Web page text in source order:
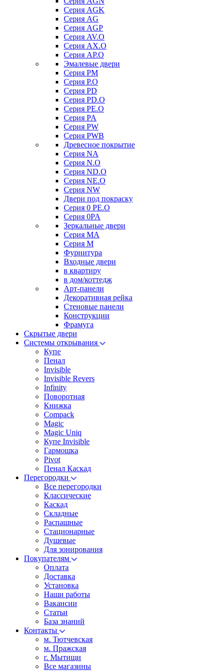
Серия AGK
Серия AG
Серия AGP
Серия AV.O
Серия AX.O
Серия AP.O
Эмалевые двери
Серия PM
Серия P.O
Серия PD
Серия PD.O
Серия PE.O
Серия PA
Серия PW
Серия PWB
Древесное покрытие
Серия NA
Серия N.O
Серия ND.O
Серия NE.O
Серия NW
Двери под покраску
Серия 0 PE.O
Серия 0PA
Зеркальные двери
Серия MA
Серия M
Фурнитура
Входные двери
в квартиру
в дом/коттедж
Арт-панели
Декоративная рейка
Стеновые панели
Конструкции
Фрамуга
Скрытые двери
Системы открывания
Купе
Пенал
Invisible
Invisible Revers
Infinity
Поворотная
Книжка
Compack
Magic
Magic Uniq
Купе Invisible
Гармошка
Pivot
Пенал Каскад
Перегородки
Все перегородки
Классические
Каскад
Складные
Распашные
Стационарные
Душевые
Для зонирования
Покупателям
Оплата
Доставка
Установка
Наши работы
Вакансии
Статьи
База знаний
Контакты
м. Тютчевская
м. Пражская
г. Мытищи
Все магазины